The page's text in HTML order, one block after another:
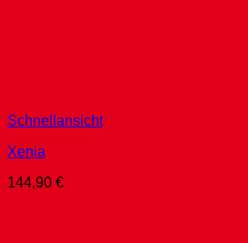
Schnellansicht
Xenia
144,90 €